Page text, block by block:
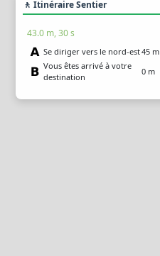
🚶 Itinéraire Sentier
43.0 m, 30 s
Se diriger vers le nord-est45 m
Vous êtes arrivé à votre
destination
0 m